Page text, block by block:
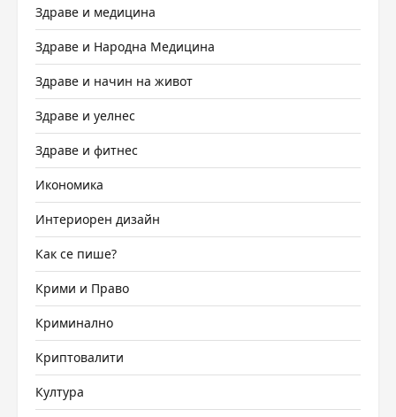
Здраве и медицина
Здраве и Народна Медицина
Здраве и начин на живот
Здраве и уелнес
Здраве и фитнес
Икономика
Интериорен дизайн
Как се пише?
Крими и Право
Криминално
Криптовалити
Култура